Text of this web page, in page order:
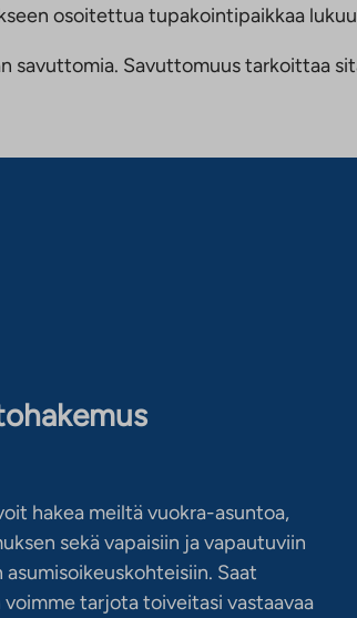
osoitettua tupakointipaikkaa
savuttomia. Savuttomuus tarkoittaa
hakea meiltä vuokra-asuntoa,
sekä vapaisiin ja vapautuviin
Saat
tarjota toiveitasi vastaavaa